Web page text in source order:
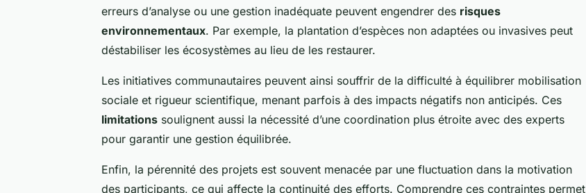
erreurs d’analyse ou une gestion inadéquate peuvent engendrer des risques
environnementaux. Par exemple, la plantation d’espèces non adaptées ou invasives peut
déstabiliser les écosystèmes au lieu de les restaurer.
Les initiatives communautaires peuvent ainsi souffrir de la difficulté à équilibrer mobilisation
sociale et rigueur scientifique, menant parfois à des impacts négatifs non anticipés. Ces
limitations soulignent aussi la nécessité d’une coordination plus étroite avec des experts
pour garantir une gestion équilibrée.
Enfin, la pérennité des projets est souvent menacée par une fluctuation dans la motivation
des participants, ce qui affecte la continuité des efforts. Comprendre ces contraintes permet